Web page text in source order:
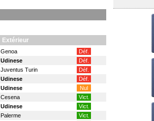
Extérieur
Genoa
Déf.
Udinese
Déf.
Juventus Turin
Déf.
Udinese
Déf.
Udinese
Nul
Cesena
Vict.
Udinese
Vict.
Palerme
Vict.